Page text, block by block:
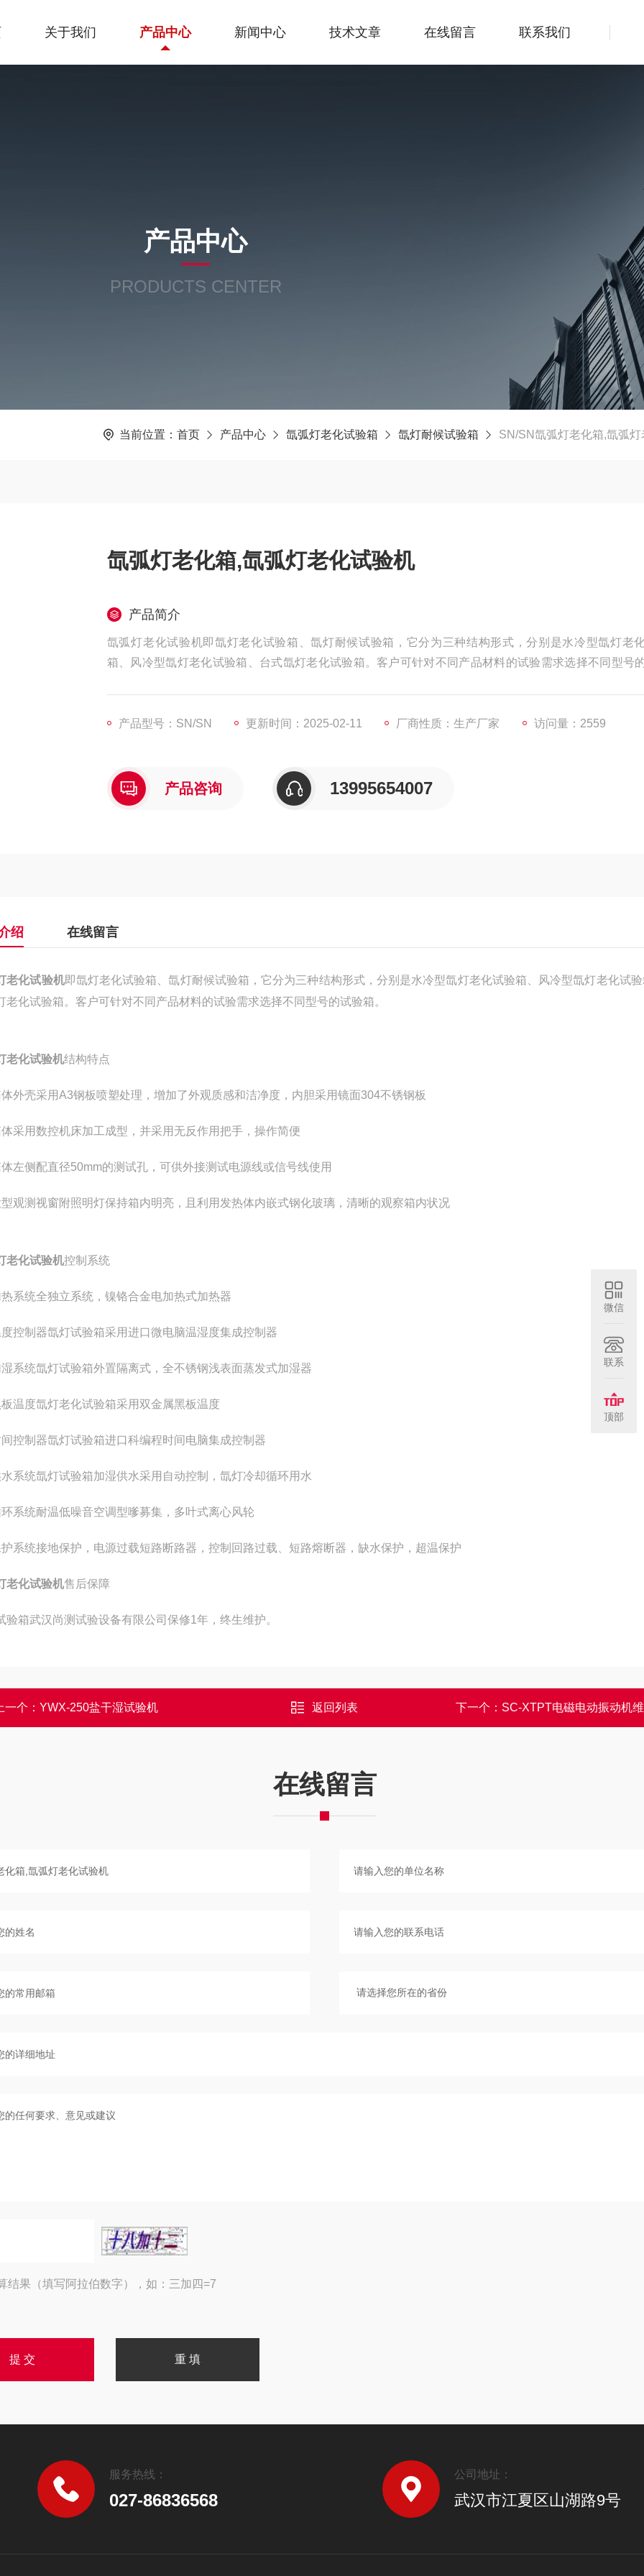
关于我们 产品中心 新闻中心 技术文章 在线留言 联系我们
产品中心
PRODUCTS CENTER
当前位置： 首页 产品中心 氙弧灯老化试验箱 氙灯耐候试验箱 SN/SN氙弧灯老化箱,氙弧
氙弧灯老化箱,氙弧灯老化试验机
产品简介
氙弧灯老化试验机即氙灯老化试验箱、氙灯耐候试验箱，它分为三种结构形式，分别是水冷型氙灯老
箱、风冷型氙灯老化试验箱、台式氙灯老化试验箱。客户可针对不同产品材料的试验需求选择不同型号
产品型号：SN/SN 更新时间：2025-02-11 厂商性质：生产厂家 访问量：2559
产品咨询 13995654007
绍 在线留言
老化试验机即氙灯老化试验箱、氙灯耐候试验箱，它分为三种结构形式，分别是水冷型氙灯老化试验箱、风冷型氙灯老化试
老化试验箱。客户可针对不同产品材料的试验需求选择不同型号的试验箱。
老化试验机结构特点
外壳采用A3钢板喷塑处理，增加了外观质感和洁净度，内胆采用镜面304不锈钢板
采用数控机床加工成型，并采用无反作用把手，操作简便
左侧配直径50mm的测试孔，可供外接测试电源线或信号线使用
观测视窗附照明灯保持箱内明亮，且利用发热体内嵌式钢化玻璃，清晰的观察箱内状况
老化试验机控制系统
系统全独立系统，镍铬合金电加热式加热器
控制器氙灯试验箱采用进口微电脑温湿度集成控制器
系统氙灯试验箱外置隔离式，全不锈钢浅表面蒸发式加湿器
温度氙灯老化试验箱采用双金属黑板温度
控制器氙灯试验箱进口科编程时间电脑集成控制器
系统氙灯试验箱加湿供水采用自动控制，氙灯冷却循环用水
系统耐温低噪音空调型嗲募集，多叶式离心风轮
系统接地保护，电源过载短路断路器，控制回路过载、短路熔断器，缺水保护，超温保护
老化试验机售后保障
验箱武汉尚测试验设备有限公司保修1年，终生维护。
一个： YWX-250盐干湿试验机 返回列表 下一个： SC-XTPT电磁电动振动机
在线留言
结果（填写阿拉伯数字），如：三加四=7
服务热线：
027-86836568
公司地址：
武汉市江夏区山湖路9号
微信
联系
顶部